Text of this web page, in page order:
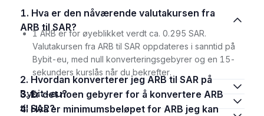
1. Hva er den nåværende valutakursen fra
ARB til SAR?
1 ARB er for øyeblikket verdt ca. 0.295 SAR.
Valutakursen fra ARB til SAR oppdateres i sanntid på
Bybit-eu, med null konverteringsgebyrer og en 15-
sekunders kurslås når du bekrefter.
2. Hvordan konverterer jeg ARB til SAR på
Bybit-eu?
3. Er det noen gebyrer for å konvertere ARB
til SAR?
4. Hva er minimumsbeløpet for ARB jeg kan